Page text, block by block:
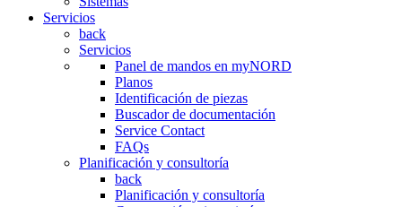
Servicios
back
Servicios
Panel de mandos en myNORD
Planos
Identificación de piezas
Buscador de documentación
Service Contact
FAQs
Planificación y consultoría
back
Planificación y consultoría